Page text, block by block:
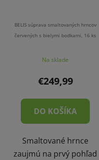
BELIS súprava smaltovaných hrncov
červených s bielymi bodkami, 16 ks
Na sklade
€249,99
DO KOŠÍKA
Smaltované hrnce
zaujmú na prvý pohľad